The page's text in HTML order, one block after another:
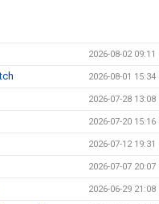
2026-08-02 09:11
2026-08-01 15:34
2026-07-28 13:08
2026-07-20 15:16
2026-07-12 19:31
2026-07-07 20:07
2026-06-29 21:08